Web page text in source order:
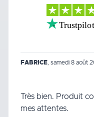
Trustpilot
FABRICE samedi 8 août
Très bien. Produit
mes attentes.